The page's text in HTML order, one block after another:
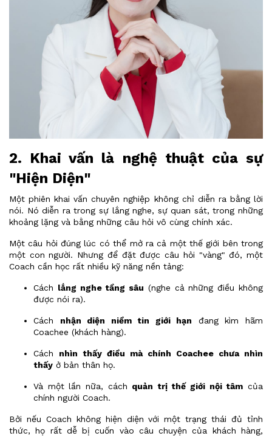
2. Khai vấn là nghệ thuật của sự
"Hiện Diện"
Một phiên khai vấn chuyên nghiệp không chỉ diễn ra bằng lời
nói. Nó diễn ra trong sự lắng nghe, sự quan sát, trong những
khoảng lặng và bằng những câu hỏi vô cùng chính xác.
Một câu hỏi đúng lúc có thể mở ra cả một thế giới bên trong
một con người. Nhưng để đặt được câu hỏi "vàng" đó, một
Coach cần học rất nhiều kỹ năng nền tảng:
Cách lắng nghe tầng sâu (nghe cả những điều không
được nói ra).
Cách nhận diện niềm tin giới hạn đang kìm hãm
Coachee (khách hàng).
Cách nhìn thấy điều mà chính Coachee chưa nhìn
thấy ở bản thân họ.
Và một lần nữa, cách quản trị thế giới nội tâm của
chính người Coach.
Bởi nếu Coach không hiện diện với một trạng thái đủ tỉnh
thức, họ rất dễ bị cuốn vào câu chuyện của khách hàng,